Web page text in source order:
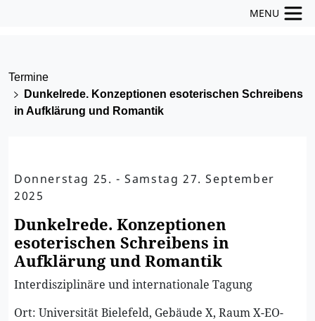
MENU
Termine
Dunkelrede. Konzeptionen esoterischen Schreibens
in Aufklärung und Romantik
Donnerstag 25. - Samstag 27. September
2025
Dunkelrede. Konzeptionen
esoterischen Schreibens in
Aufklärung und Romantik
Interdisziplinäre und internationale Tagung
Ort: Universität Bielefeld, Gebäude X, Raum X-EO-